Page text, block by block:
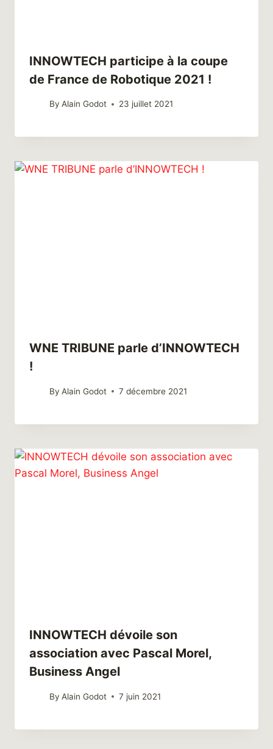
INNOWTECH participe à la coupe
de France de Robotique 2021 !
By Alain Godot 23 juillet 2021
WNE TRIBUNE parle d’INNOWTECH
!
By Alain Godot 7 décembre 2021
INNOWTECH dévoile son
association avec Pascal Morel,
Business Angel
By Alain Godot 7 juin 2021